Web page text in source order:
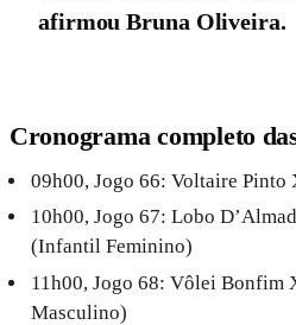
afirmou Bruna Oliveira.
Cronograma completo
09h00, Jogo 66: Voltaire
10h00, Jogo 67: Lobo
(Infantil Feminino)
11h00, Jogo 68: Vôlei Bonfim
Masculino)